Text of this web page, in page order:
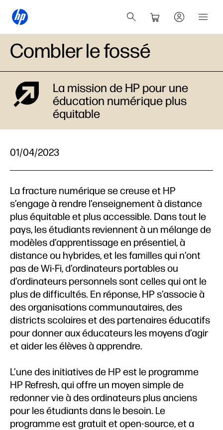
Combler le fossé
La mission de HP pour une
éducation numérique plus
équitable
01/04/2023
La fracture numérique se creuse et HP
s’engage à rendre l’enseignement à distance
plus équitable et plus accessible. Dans tout le
pays, les étudiants reviennent à un mélange de
modèles d’apprentissage en présentiel, à
distance ou hybrides, et les familles qui n’ont
pas de Wi-Fi, d’ordinateurs portables ou
d’ordinateurs personnels sont celles qui ont le
plus de difficultés. En réponse, HP s’associe à
des organisations communautaires, des
districts scolaires et des partenaires éducatifs
pour donner aux éducateurs les moyens d’agir
et aider les élèves à apprendre.
L’une des initiatives de HP est le programme
HP Refresh, qui offre un moyen simple de
redonner vie à des ordinateurs plus anciens
pour les étudiants dans le besoin. Le
programme est gratuit et open-source, et a